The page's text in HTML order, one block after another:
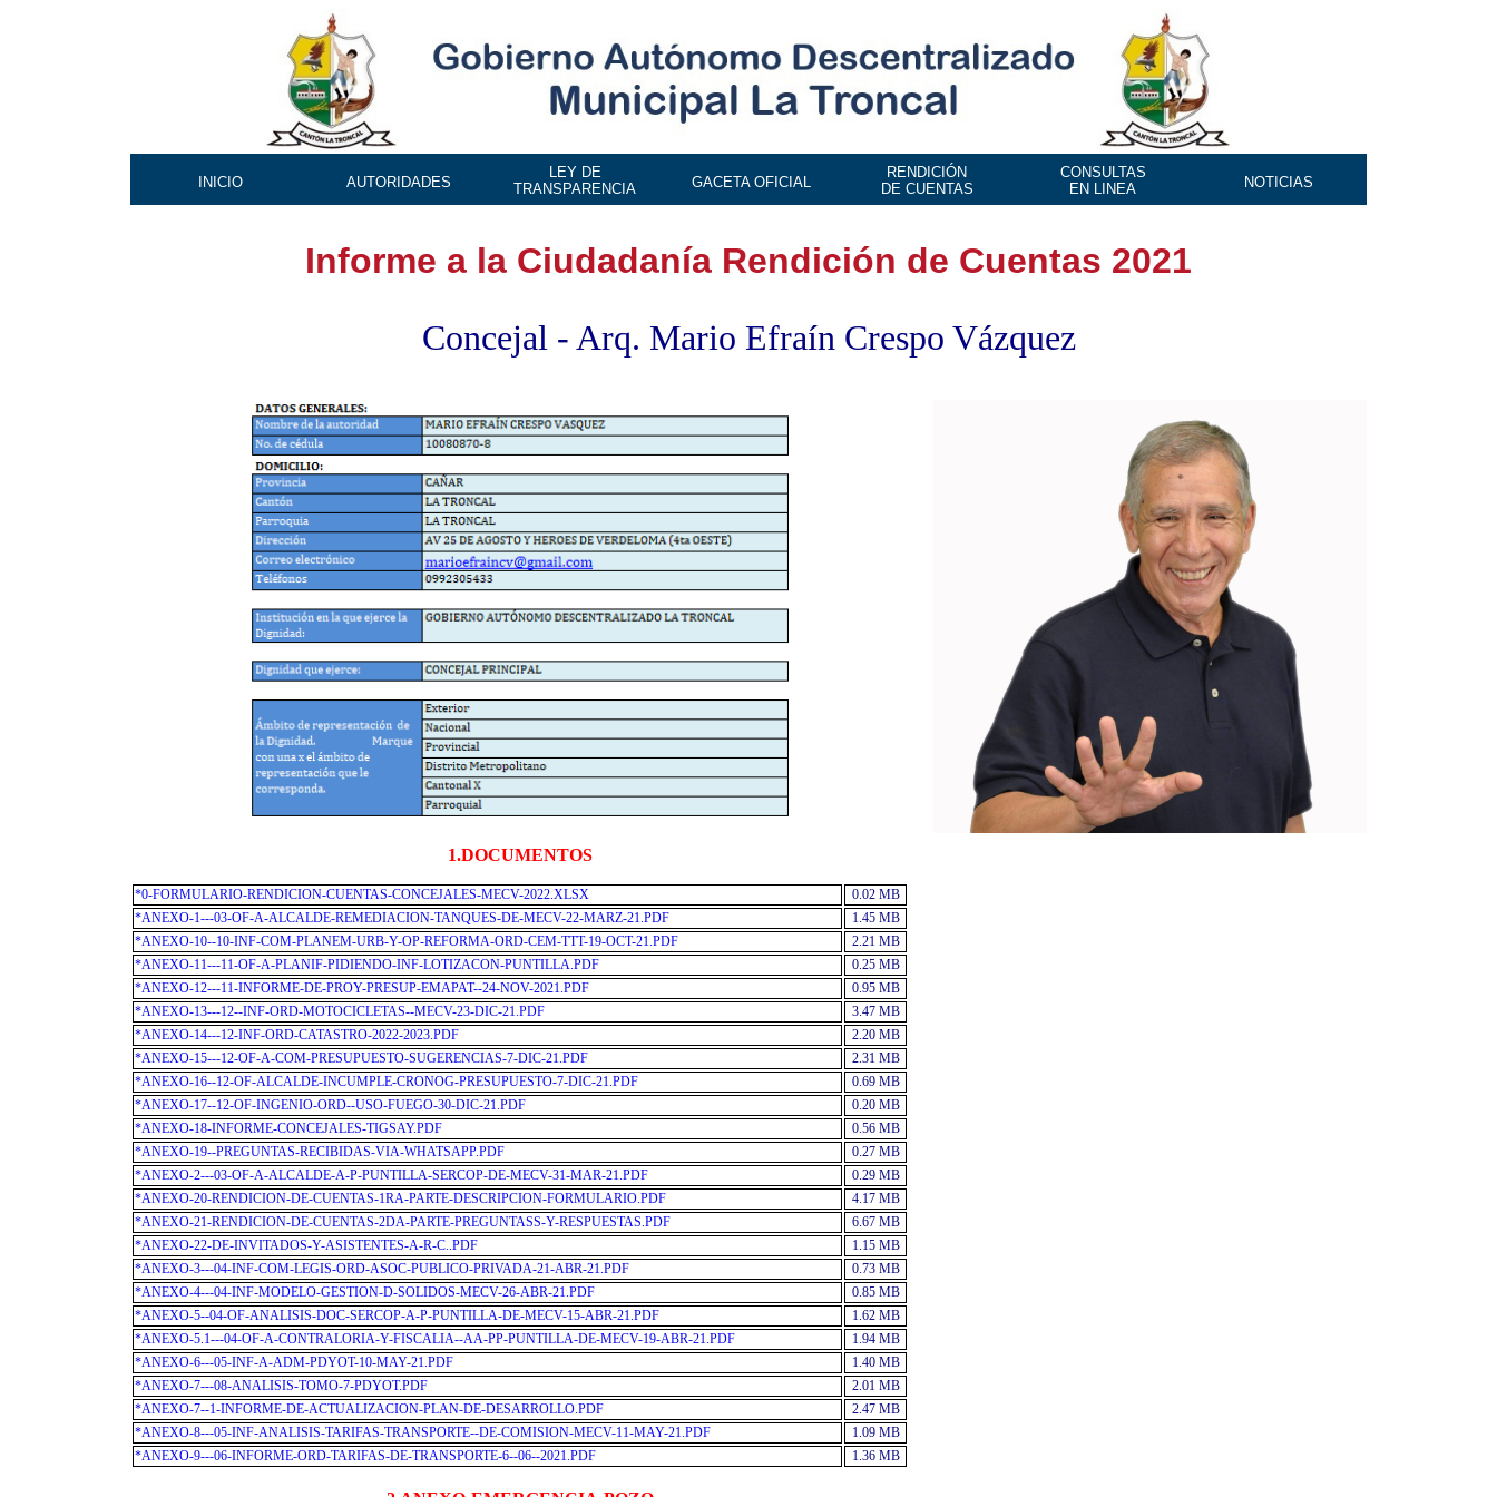
INICIO AUTORIDADES
LEY DE
TRANSPARENCIA
GACETA OFICIAL
RENDICIÓN
DE CUENTAS
CONSULTAS
EN LINEA
NOTICIAS
Informe a la Ciudadanía Rendición de Cuentas 2021
Concejal - Arq. Mario Efraín Crespo Vázquez
1.DOCUMENTOS
*0-FORMULARIO-RENDICION-CUENTAS-CONCEJALES-MECV-2022.XLSX
0.02 MB
*ANEXO-1---03-OF-A-ALCALDE-REMEDIACION-TANQUES-DE-MECV-22-MARZ-21.PDF
1.45 MB
*ANEXO-10--10-INF-COM-PLANEM-URB-Y-OP-REFORMA-ORD-CEM-TTT-19-OCT-21.PDF
2.21 MB
*ANEXO-11---11-OF-A-PLANIF-PIDIENDO-INF-LOTIZACON-PUNTILLA.PDF
0.25 MB
*ANEXO-12---11-INFORME-DE-PROY-PRESUP-EMAPAT--24-NOV-2021.PDF
0.95 MB
*ANEXO-13---12--INF-ORD-MOTOCICLETAS--MECV-23-DIC-21.PDF
3.47 MB
*ANEXO-14---12-INF-ORD-CATASTRO-2022-2023.PDF
2.20 MB
*ANEXO-15---12-OF-A-COM-PRESUPUESTO-SUGERENCIAS-7-DIC-21.PDF
2.31 MB
*ANEXO-16--12-OF-ALCALDE-INCUMPLE-CRONOG-PRESUPUESTO-7-DIC-21.PDF
0.69 MB
*ANEXO-17--12-OF-INGENIO-ORD--USO-FUEGO-30-DIC-21.PDF
0.20 MB
*ANEXO-18-INFORME-CONCEJALES-TIGSAY.PDF
0.56 MB
*ANEXO-19--PREGUNTAS-RECIBIDAS-VIA-WHATSAPP.PDF
0.27 MB
*ANEXO-2---03-OF-A-ALCALDE-A-P-PUNTILLA-SERCOP-DE-MECV-31-MAR-21.PDF
0.29 MB
*ANEXO-20-RENDICION-DE-CUENTAS-1RA-PARTE-DESCRIPCION-FORMULARIO.PDF
4.17 MB
*ANEXO-21-RENDICION-DE-CUENTAS-2DA-PARTE-PREGUNTASS-Y-RESPUESTAS.PDF
6.67 MB
*ANEXO-22-DE-INVITADOS-Y-ASISTENTES-A-R-C..PDF
1.15 MB
*ANEXO-3---04-INF-COM-LEGIS-ORD-ASOC-PUBLICO-PRIVADA-21-ABR-21.PDF
0.73 MB
*ANEXO-4---04-INF-MODELO-GESTION-D-SOLIDOS-MECV-26-ABR-21.PDF
0.85 MB
*ANEXO-5--04-OF-ANALISIS-DOC-SERCOP-A-P-PUNTILLA-DE-MECV-15-ABR-21.PDF
1.62 MB
*ANEXO-5.1---04-OF-A-CONTRALORIA-Y-FISCALIA--AA-PP-PUNTILLA-DE-MECV-19-ABR-21.PDF
1.94 MB
*ANEXO-6---05-INF-A-ADM-PDYOT-10-MAY-21.PDF
1.40 MB
*ANEXO-7---08-ANALISIS-TOMO-7-PDYOT.PDF
2.01 MB
*ANEXO-7--1-INFORME-DE-ACTUALIZACION-PLAN-DE-DESARROLLO.PDF
2.47 MB
*ANEXO-8---05-INF-ANALISIS-TARIFAS-TRANSPORTE--DE-COMISION-MECV-11-MAY-21.PDF
1.09 MB
*ANEXO-9---06-INFORME-ORD-TARIFAS-DE-TRANSPORTE-6--06--2021.PDF
1.36 MB